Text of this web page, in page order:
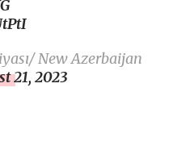
New Azerbaijan
21, 2023